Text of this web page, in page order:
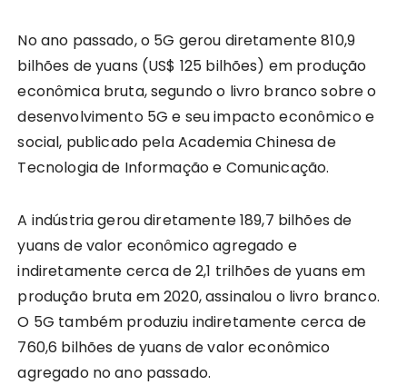
No ano passado, o 5G gerou diretamente 810,9
bilhões de yuans (US$ 125 bilhões) em produção
econômica bruta, segundo o livro branco sobre o
desenvolvimento 5G e seu impacto econômico e
social, publicado pela Academia Chinesa de
Tecnologia de Informação e Comunicação.
A indústria gerou diretamente 189,7 bilhões de
yuans de valor econômico agregado e
indiretamente cerca de 2,1 trilhões de yuans em
produção bruta em 2020, assinalou o livro branco.
O 5G também produziu indiretamente cerca de
760,6 bilhões de yuans de valor econômico
agregado no ano passado.